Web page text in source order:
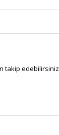
takip edebilirsiniz